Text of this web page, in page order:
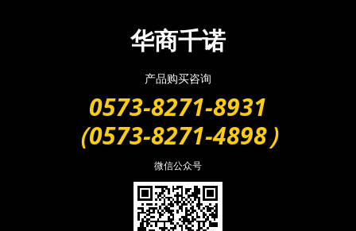
华商千诺
产品购买咨询
0573-8271-8931
（0573-8271-4898）
微信公众号